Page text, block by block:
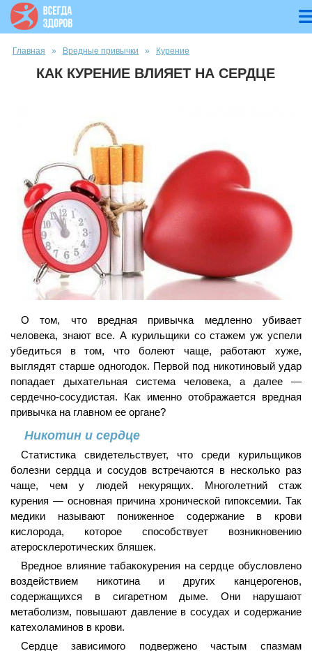
Вы здесь
Главная » Вредные привычки » Курение
КАК КУРЕНИЕ ВЛИЯЕТ НА СЕРДЦЕ
О том, что вредная привычка медленно убивает
человека, знают все. А курильщики со стажем уж успели
убедиться в том, что болеют чаще, работают хуже,
выглядят старше одногодок. Первой под никотиновый удар
попадает дыхательная система человека, а далее —
сердечно-сосудистая. Как именно отображается вредная
привычка на главном ее органе?
Никотин и сердце
Статистика свидетельствует, что среди курильщиков
болезни сердца и сосудов встречаются в несколько раз
чаще, чем у людей некурящих. Многолетний стаж
курения — основная причина хронической гипоксемии. Так
медики называют пониженное содержание в крови
кислорода, которое способствует возникновению
атеросклеротических бляшек.
Вредное влияние табакокурения на сердце обусловлено
воздействием никотина и других канцерогенов,
содержащихся в сигаретном дыме. Они нарушают
метаболизм, повышают давление в сосудах и содержание
катехоламинов в крови.
Сердце зависимого подвержено частым спазмам